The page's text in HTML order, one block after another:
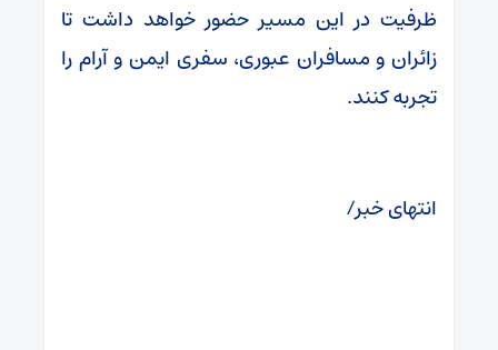
ظرفیت در این مسیر حضور خواهد داشت تا
زائران و مسافران عبوری، سفری ایمن و آرام را
تجربه کنند.
انتهای خبر/